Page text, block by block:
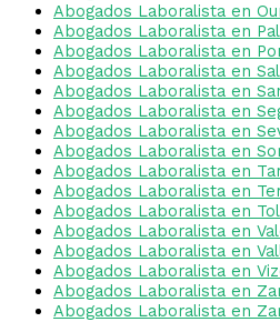
Abogados Laboralista en
Abogados Laboralista en
Abogados Laboralista en
Abogados Laboralista en
Abogados Laboralista en
Abogados Laboralista en
Abogados Laboralista en
Abogados Laboralista en
Abogados Laboralista en
Abogados Laboralista en
Abogados Laboralista en
Abogados Laboralista en
Abogados Laboralista en
Abogados Laboralista en
Abogados Laboralista en
Abogados Laboralista en